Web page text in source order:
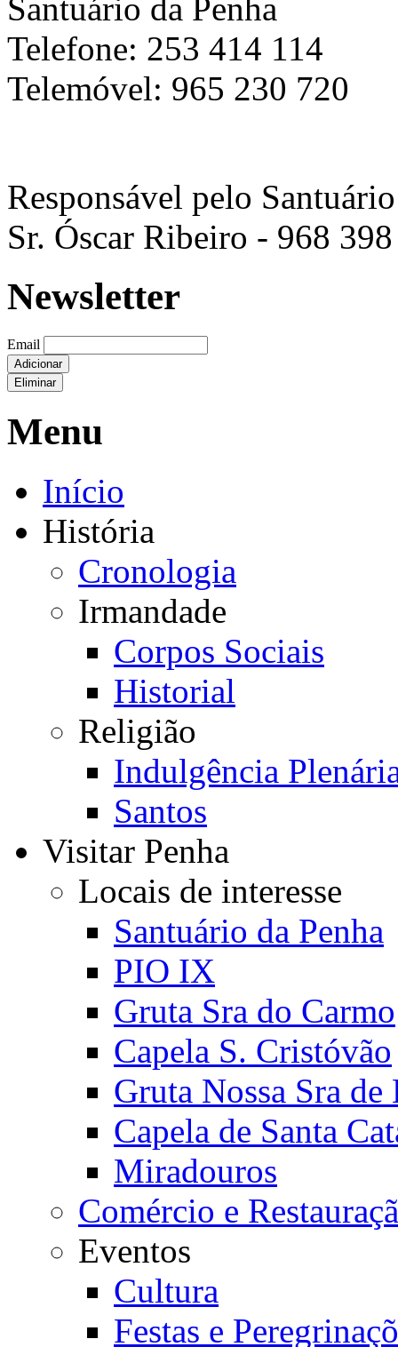
Santuário da Penha
Telefone: 253 414 114
Telemóvel: 965 230 720
Responsável pelo Santuário
Sr. Óscar Ribeiro - 968
Newsletter
Email
Adicionar
Eliminar
Menu
Início
História
Cronologia
Irmandade
Corpos Sociais
Historial
Religião
Indulgência
Santos
Visitar Penha
Locais de interesse
Santuário da Penha
PIO IX
Gruta Sra do Carmo
Capela S. Cristóvão
Gruta Nossa Sra de
Capela de Santa
Miradouros
Comércio e
Eventos
Cultura
Festas e